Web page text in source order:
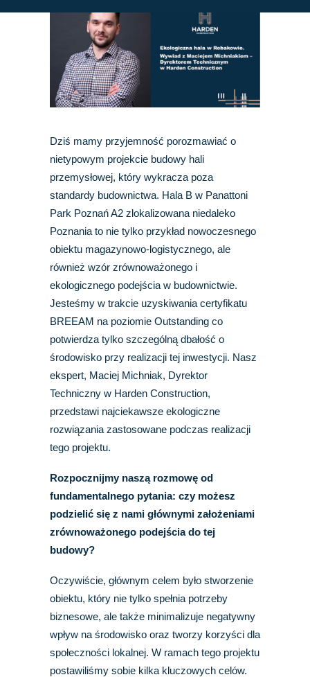
Dziś mamy przyjemność porozmawiać o
nietypowym projekcie budowy hali
przemysłowej, który wykracza poza
standardy budownictwa. Hala B w Panattoni
Park Poznań A2 zlokalizowana niedaleko
Poznania to nie tylko przykład nowoczesnego
obiektu magazynowo-logistycznego, ale
również wzór zrównoważonego i
ekologicznego podejścia w budownictwie.
Jesteśmy w trakcie uzyskiwania certyfikatu
BREEAM na poziomie Outstanding co
potwierdza tylko szczególną dbałość o
środowisko przy realizacji tej inwestycji. Nasz
ekspert, Maciej Michniak, Dyrektor
Techniczny w Harden Construction,
przedstawi najciekawsze ekologiczne
rozwiązania zastosowane podczas realizacji
tego projektu.
Rozpocznijmy naszą rozmowę od
fundamentalnego pytania: czy możesz
podzielić się z nami głównymi założeniami
zrównoważonego podejścia do tej
budowy?
Oczywiście, głównym celem było stworzenie
obiektu, który nie tylko spełnia potrzeby
biznesowe, ale także minimalizuje negatywny
wpływ na środowisko oraz tworzy korzyści dla
społeczności lokalnej. W ramach tego projektu
postawiliśmy sobie kilka kluczowych celów.